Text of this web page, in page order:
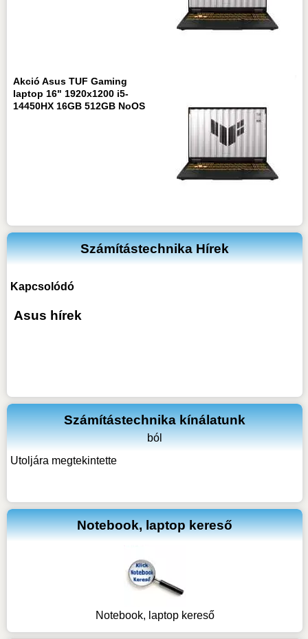
Akció Asus TUF Gaming
laptop 16" 1920x1200 i5-
14450HX 16GB 512GB NoOS
Számítástechnika Hírek
Kapcsolódó
Asus hírek
Számítástechnika kínálatunk
ból
Utoljára megtekintette
Notebook, laptop kereső
Notebook, laptop kereső